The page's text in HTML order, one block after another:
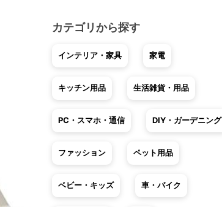
カテゴリから探す
インテリア・家具 家電
キッチン用品 生活雑貨・用品
PC・スマホ・通信 DIY・ガーデニング
ファッション ペット用品
ベビー・キッズ 車・バイク